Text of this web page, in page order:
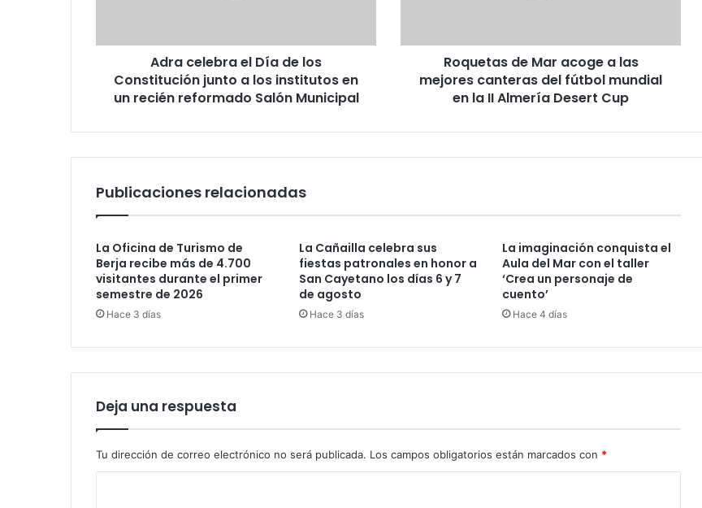
Adra celebra el Día de los
Constitución junto a los institutos en
un recién reformado Salón Municipal
Roquetas de Mar acoge a las
mejores canteras del fútbol mundial
en la II Almería Desert Cup
Publicaciones relacionadas
La Oficina de Turismo de
Berja recibe más de 4.700
visitantes durante el primer
semestre de 2026
Hace 3 días
La Cañailla celebra sus
fiestas patronales en honor a
San Cayetano los días 6 y 7
de agosto
Hace 3 días
La imaginación conquista el
Aula del Mar con el taller
‘Crea un personaje de
cuento’
Hace 4 días
Deja una respuesta
Tu dirección de correo electrónico no será publicada. Los campos obligatorios están marcados con *